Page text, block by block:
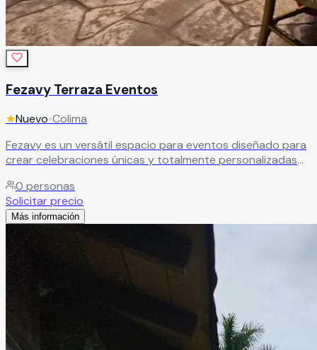
Fezavy Terraza Eventos
★Nuevo•Colima
Fezavy es un versátil espacio para eventos diseñado para
crear celebraciones únicas y totalmente personalizadas
instalaciones y facilidades, este recinto es ideal para
bodas, XV años, aniversarios, graduaciones, eventos
corporativos y reuniones sociales, ofreciendo un entorno
elegante y adaptable a diferentes estilos y necesidades.
0 personas
Solicitar precio
Más información